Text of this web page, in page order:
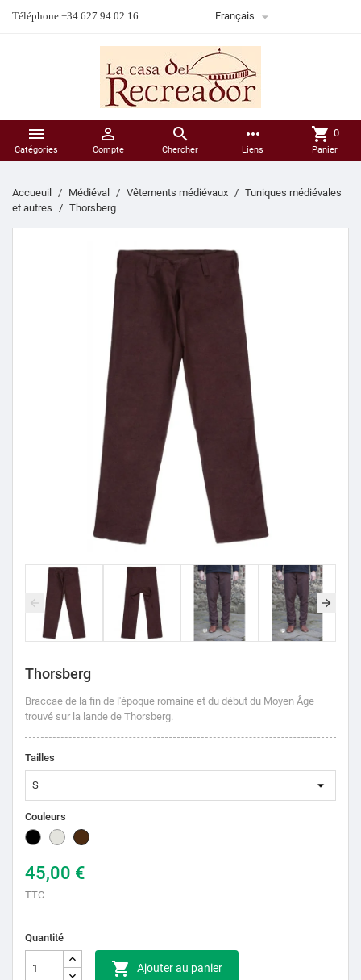
Téléphone +34 627 94 02 16 Français 

Catégories

Compte

Chercher
more_horiz
Liens
shopping_cart 0
Panier
Accueuil Médiéval Vêtements médiévaux
Tuniques médiévales
et autres
Thorsberg
Thorsberg
Braccae de la fin de l'époque romaine et du début du Moyen Âge
trouvé sur la lande de Thorsberg.
Tailles
Couleurs
Noir
NaturelleMarron
45,00 €
TTC
Quantité
 Ajouter au panier